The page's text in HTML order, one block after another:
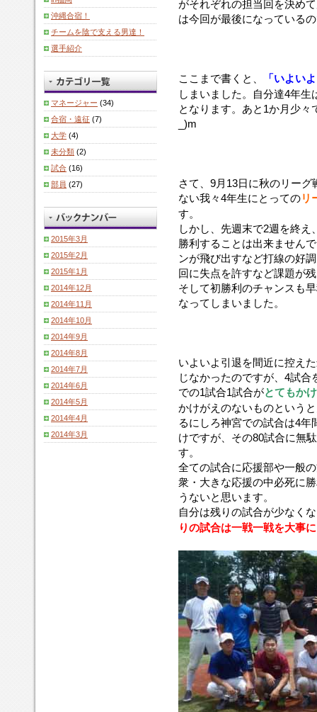
がそれぞれの担当回を決め
は今回が最後になっている
ここまで書くと、
「いよい
しまいました。自分達4年
となります。あと1か月少
_)m
さて、9月13日に秋のリー
ない我々4年生にとってのリ
す。
しかし、先週末で2週を終
勝利することは出来ません
ンが飛び出すなど打線の好
回に失点を許すなど課題が
そして初勝利のチャンスも
なってしまいました。
いよいよ引退を間近に控え
じなかったのですが、4試
での1試合1試合がとてもか
かけがえのないものという
るにしろ神宮での試合は4
けですが、その80試合に無
す。
全ての試合に応援部や一般
衆・大きな応援の中必死に
うないと思います。
自分は残りの試合が少なく
りの試合は一戦一戦を大事
沖縄合宿！
チームを陰で支える男達！
選手紹介
マネージャー (34)
合宿・遠征 (7)
大学 (4)
未分類 (2)
試合 (16)
部員 (27)
2015年3月
2015年2月
2015年1月
2014年12月
2014年11月
2014年10月
2014年9月
2014年8月
2014年7月
2014年6月
2014年5月
2014年4月
2014年3月